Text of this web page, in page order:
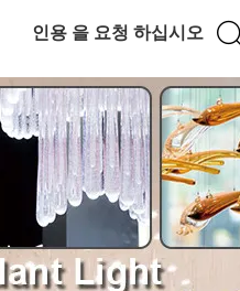
인용 을 요청 하십시오